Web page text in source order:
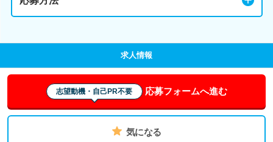
求人情報
志望動機・自己PR不要 応募フォームへ進む
気になる